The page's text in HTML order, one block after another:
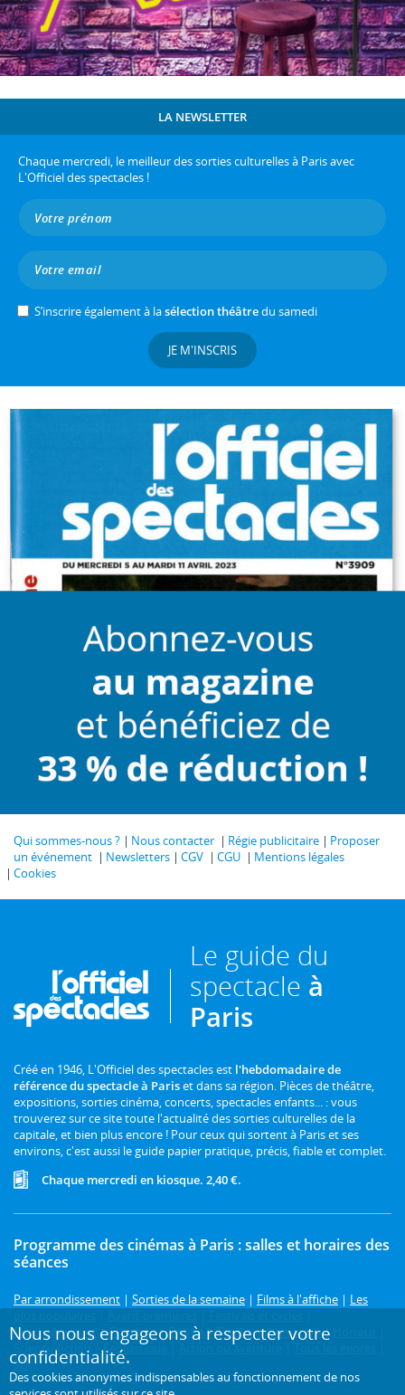
LA NEWSLETTER
Chaque mercredi, le meilleur des sorties culturelles à Paris avec
L'Officiel des spectacles !
S’inscrire également à lasélection théâtredu samedi
JE M'INSCRIS
Qui sommes-nous ? Nous contacter Régie publicitaire
Proposer
un événement
Newsletters CGV CGU
Mentions légales
Cookies
Le guide du
spectacle à
Paris
Créé en 1946, L'Officiel des spectacles est l'hebdomadaire de
référence du spectacle à Pariset dans sa région. Pièces de théâtre,
expositions, sorties cinéma, concerts, spectacles enfants... : vous
trouverez sur ce site toute l'actualité des sorties culturelles de la
capitale, et bien plus encore ! Pour ceux qui sortent à Paris et ses
environs, c'est aussi le guide papier pratique, précis, fiable et complet.
Chaque mercredi en kiosque. 2,40 €.
Programme des cinémas à Paris : salles et horaires des
séances
Par arrondissement | Sorties de la semaine | Films à l'affiche | Les
Prochainement |Comédie|Drame |Thriller|Animation|
Science-fiction
|Fantastique Action ou aventure
3D
Nous nous engageons à respecter votre
confidentialité.
Des cookies anonymes indispensables au fonctionnement de nos